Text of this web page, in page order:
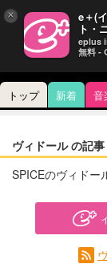
トップ 新着 音
ヴィドール の記事
SPICEのヴィドー
× e＋(
ト・
eplus
無料 -